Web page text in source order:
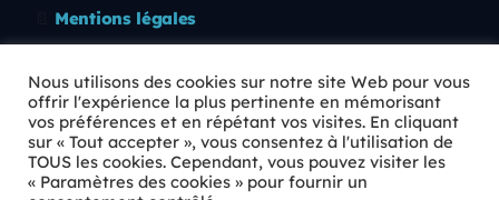
Mentions légales
🛡️ RGPD
Copyright © 2026 Animkids. Tous droits réservés.
Nous utilisons des cookies sur notre site Web pour vous
offrir l'expérience la plus pertinente en mémorisant
vos préférences et en répétant vos visites. En cliquant
sur « Tout accepter », vous consentez à l'utilisation de
TOUS les cookies. Cependant, vous pouvez visiter les
« Paramètres des cookies » pour fournir un